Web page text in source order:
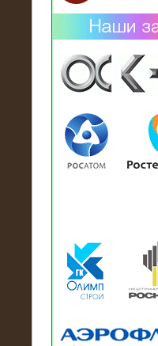
02.02.2019
Нагрузочный
кВ) поставлен в